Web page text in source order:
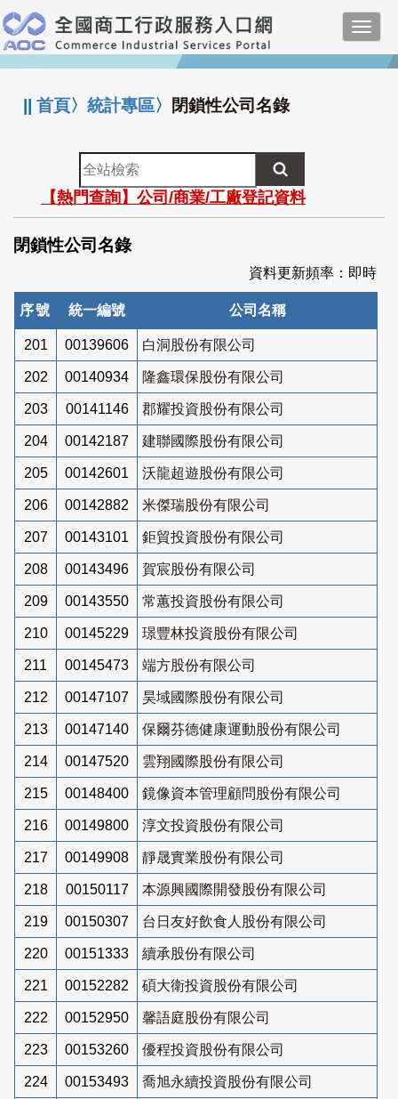
跳
到
主
要
:::
||首頁〉統計專區〉 閉鎖性公司名錄
全
站
檢
索
【熱門查詢】公司/商業/工廠登記資料
閉鎖性公司名錄
資料更新頻率：即時
序號 統一編號 公司名稱
201 00139606 白洞股份有限公司
202 00140934 隆鑫環保股份有限公司
203 00141146 郡耀投資股份有限公司
204 00142187 建聯國際股份有限公司
205 00142601 沃龍超遊股份有限公司
206 00142882 米傑瑞股份有限公司
207 00143101 鉅貿投資股份有限公司
208 00143496 賀宸股份有限公司
209 00143550 常蕙投資股份有限公司
210 00145229 璟豐林投資股份有限公司
211 00145473 端方股份有限公司
212 00147107 昊域國際股份有限公司
213 00147140 保爾芬德健康運動股份有限公司
214 00147520 雲翔國際股份有限公司
215 00148400 鏡像資本管理顧問股份有限公司
216 00149800 淳文投資股份有限公司
217 00149908 靜晟實業股份有限公司
218 00150117 本源興國際開發股份有限公司
219 00150307 台日友好飲食人股份有限公司
220 00151333 續承股份有限公司
221 00152282 碩大衛投資股份有限公司
222 00152950 馨語庭股份有限公司
223 00153260 優程投資股份有限公司
224 00153493 喬旭永續投資股份有限公司